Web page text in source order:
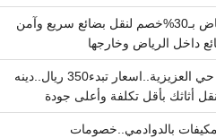
نقل بضائع الرياض بـ30%خصم لنقل بضائع سريع وآمن
دينا نقل عفش حي العزيزية..اسعار تبدء350 ريال..دينه
أثاثك بأقل تكلفة وأعلى جودة
بالدوادمي..خصومات